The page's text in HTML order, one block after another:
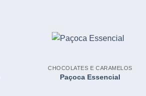
CHOCOLATES E CARAMELOS
Paçoca Essencial